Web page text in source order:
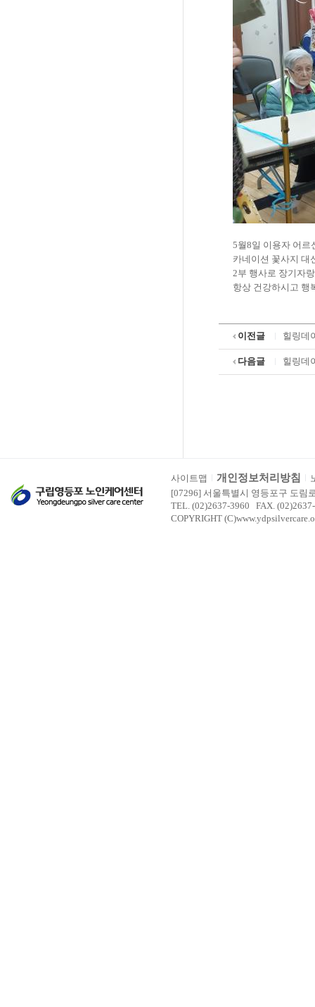
5월8일 이용자 어르
카네이션 꽃사지 대
2부 행사로 장기자
항상 건강하시고 행
이전글 힐링데
다음글 힐링데
사이트맵 개인정보처리방침
[07296] 서울특별시 영등포구 도림
TEL. (02)2637-3960 FAX.
COPYRIGHT